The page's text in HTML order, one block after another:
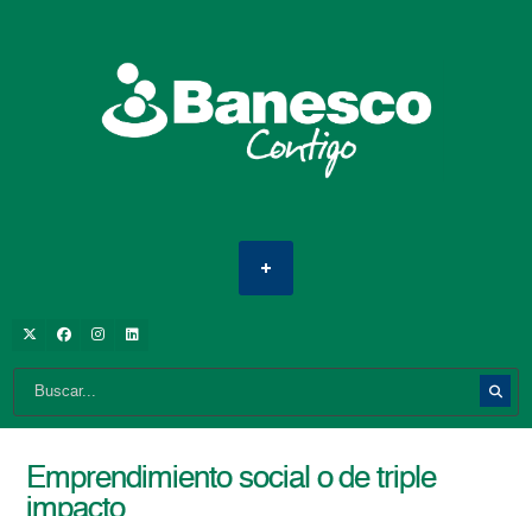
Emprendimiento social o de triple